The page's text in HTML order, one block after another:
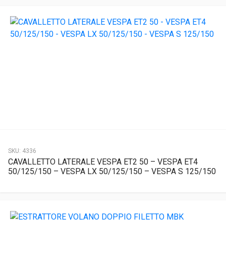
SKU: 4336
CAVALLETTO LATERALE VESPA ET2 50 – VESPA ET4
50/125/150 – VESPA LX 50/125/150 – VESPA S 125/150